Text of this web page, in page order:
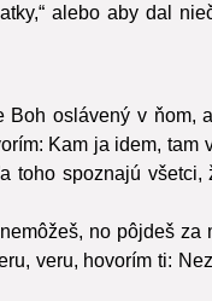
alebo aby dal
Boh oslávený v ňom,
Kam ja idem, tam
toho spoznajú
no pôjdeš za
veru, hovorím ti: